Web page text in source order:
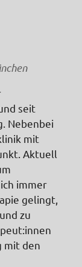
seit
Nebenbei
mit
Aktuell
immer
gelingt,
zu
mit den